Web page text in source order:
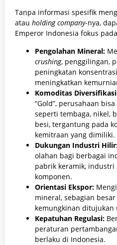
Tanpa informasi spesifik
atau holding company-nya,
Emperor Indonesia fokus
Pengolahan Mineral:
crushing, penggilingan,
peningkatan
meningkatkan
Komoditas
“Gold”, perusahaan
seperti tembaga, nikel,
besi, tergantung pada
kemitraan yang dimiliki.
Dukungan Industri
olahan bagi berbagai
pabrik keramik,
komponen.
Orientasi Ekspor:
mineral, sebagian
kemungkinan
Kepatuhan Regulasi:
peraturan
berlaku di Indonesia.